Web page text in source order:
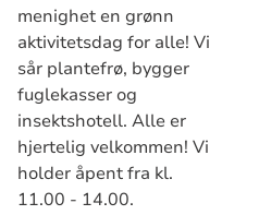
menighet en grønn
aktivitetsdag for alle! Vi
sår plantefrø, bygger
fuglekasser og
insektshotell. Alle er
hjertelig velkommen! Vi
holder åpent fra kl.
11.00 - 14.00.